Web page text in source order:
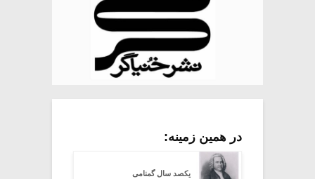
در همین زمینه:
یکصد سال گمنامی